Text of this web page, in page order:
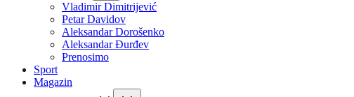
Vladimir Dimitrijević
Petar Davidov
Aleksandar Dorošenko
Aleksandar Đurđev
Prenosimo
Sport
Magazin